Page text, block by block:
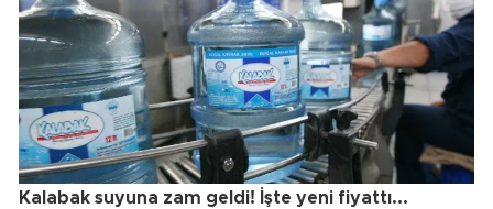
Kalabak suyuna zam geldi! İşte yeni fiyattı...